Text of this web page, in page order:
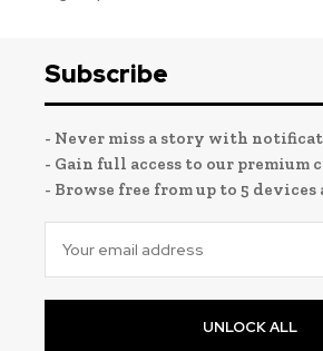
Subscribe
- Never miss a story with
- Gain full access to our premium
- Browse free from up to 5 devices
UNLOCK ALL